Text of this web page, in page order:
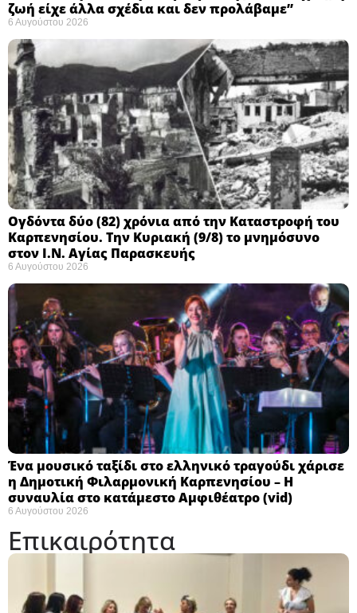
ζωή είχε άλλα σχέδια και δεν προλάβαμε”
6 Αυγούστου 2026
Ογδόντα δύο (82) χρόνια από την Καταστροφή του
Καρπενησίου. Την Κυριακή (9/8) το μνημόσυνο
στον Ι.Ν. Αγίας Παρασκευής
6 Αυγούστου 2026
Ένα μουσικό ταξίδι στο ελληνικό τραγούδι χάρισε
η Δημοτική Φιλαρμονική Καρπενησίου – Η
συναυλία στο κατάμεστο Αμφιθέατρο (vid)
6 Αυγούστου 2026
Επικαιρότητα